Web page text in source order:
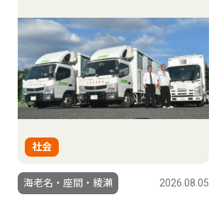
社会
海老名・座間・綾瀬 2026.08.05